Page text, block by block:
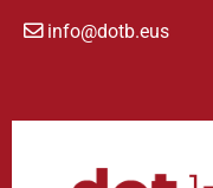
info@dotb.eus